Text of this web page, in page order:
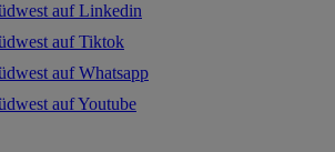
auf Linkedin
auf Tiktok
auf Whatsapp
auf Youtube